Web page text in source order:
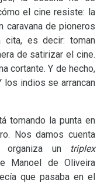
el cine resiste: la
caravana de pioneros
cita, es decir: toman
de satirizar el cine.
cortante. Y de hecho,
los indios se arrancan
tomando la punta en
Nos damos cuenta
organiza un
triplex
Manoel de Oliveira
que pasaba en el